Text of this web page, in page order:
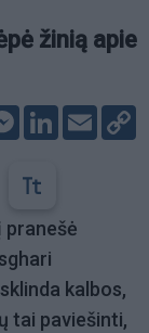
žinią apie
Messenger
LinkedIn
Email
pranešė
kalbos,
tai paviešinti,